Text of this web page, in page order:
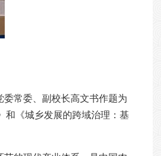
常委、副校长高文书作题为
和《城乡发展的跨域治理：基